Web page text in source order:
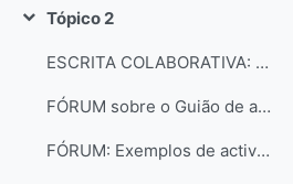
Contrair
Tópico 2
ESCRITA COLABORATIVA: Guião de Actividade Prática
FÓRUM sobre o Guião de actividades práticas
FÓRUM: Exemplos de actividades práticas e comentários...